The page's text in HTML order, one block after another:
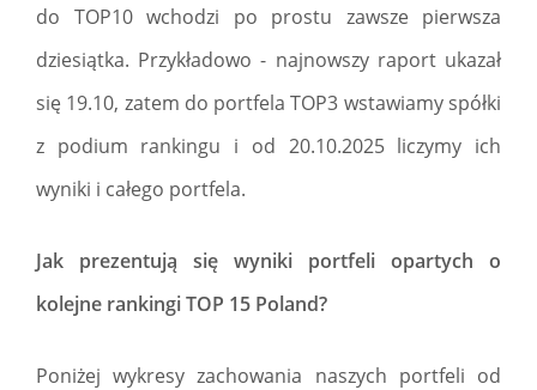
do TOP10 wchodzi po prostu zawsze pierwsza
dziesiątka. Przykładowo - najnowszy raport ukazał
się 19.10, zatem do portfela TOP3 wstawiamy spółki
z podium rankingu i od 20.10.2025 liczymy ich
wyniki i całego portfela.
Jak prezentują się wyniki portfeli opartych o
kolejne rankingi TOP 15 Poland?
Poniżej wykresy zachowania naszych portfeli od